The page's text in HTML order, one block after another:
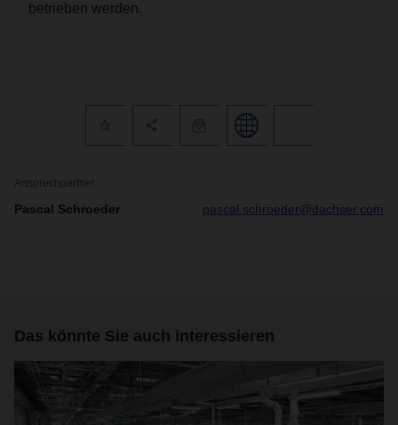
betrieben werden.
Ansprechpartner
Pascal Schroeder pascal.schroeder@dachser.com
Das könnte Sie auch interessieren